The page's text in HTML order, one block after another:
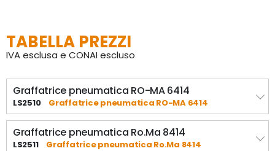
GARANZIA: 2 anni.
TABELLA PREZZI
IVA esclusa e CONAI escluso
Graffatrice pneumatica RO-MA 6414
LS2510 Graffatrice pneumatica RO-MA 6414
Graffatrice pneumatica Ro.Ma 8414
LS2511 Graffatrice pneumatica Ro.Ma 8414